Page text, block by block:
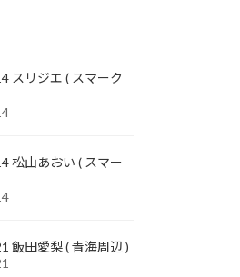
スリジエ ( スマーク
松山あおい ( スマー
飯田愛梨 ( 青海周辺 )